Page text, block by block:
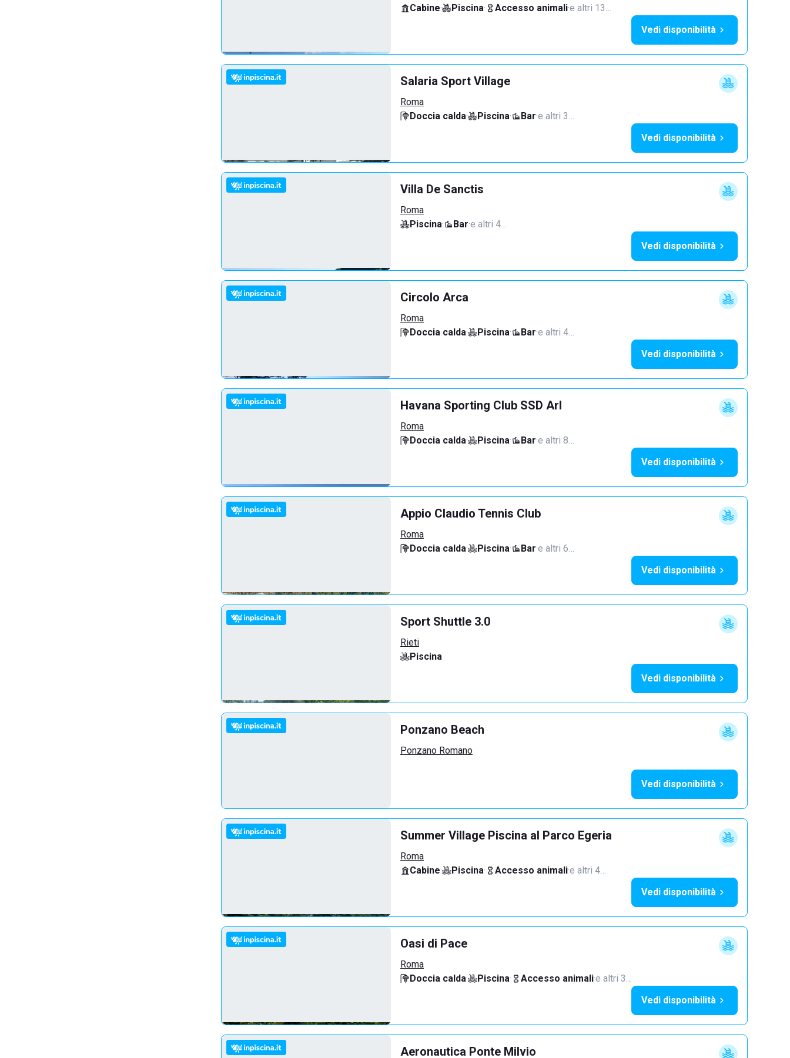
Cabine· Piscina· Accesso animali·e altri 13…
Vedi disponibilità
Salaria Sport Village
Roma
Doccia calda· Piscina· Bar·e altri 3…
Vedi disponibilità
Villa De Sanctis
Roma
Piscina· Bar·e altri 4…
Vedi disponibilità
Circolo Arca
Roma
Doccia calda· Piscina· Bar·e altri 4…
Vedi disponibilità
Havana Sporting Club SSD Arl
Roma
Doccia calda· Piscina· Bar·e altri 8…
Vedi disponibilità
Appio Claudio Tennis Club
Roma
Doccia calda· Piscina· Bar·e altri 6…
Vedi disponibilità
Sport Shuttle 3.0
Rieti
Piscina
Vedi disponibilità
Ponzano Beach
Ponzano Romano
Vedi disponibilità
Summer Village Piscina al Parco Egeria
Roma
Cabine· Piscina· Accesso animali·e altri 4…
Vedi disponibilità
Oasi di Pace
Roma
Doccia calda· Piscina· Accesso animali·e altri 3…
Vedi disponibilità
Aeronautica Ponte Milvio